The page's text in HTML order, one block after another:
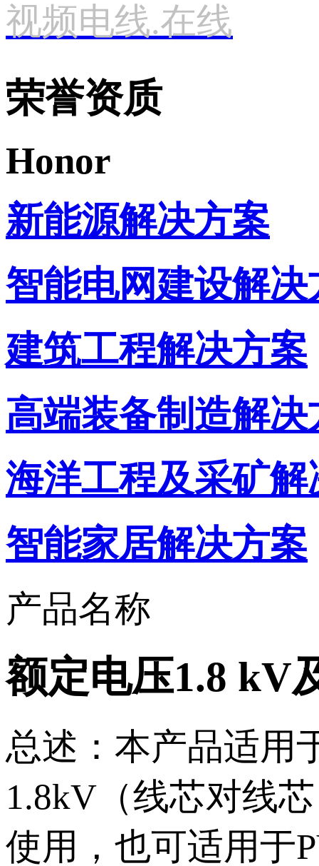
视频电线.在线
荣誉资质
Honor
新能源解决方案
智能电网建设解决
建筑工程解决方案
高端装备制造解决
海洋工程及采矿解
智能家居解决方案
产品名称
额定电压1.8 kV
总述：本产品适用
1.8kV（线芯对线芯
使用，也可适用